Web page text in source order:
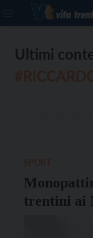
Ultimi
trentini ai